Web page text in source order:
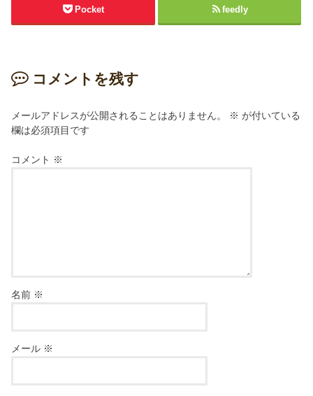
Pocket feedly
コメントを残す
メールアドレスが公開されることはありません。 ※ が付いている
欄は必須項目です
コメント ※
名前 ※
メール ※